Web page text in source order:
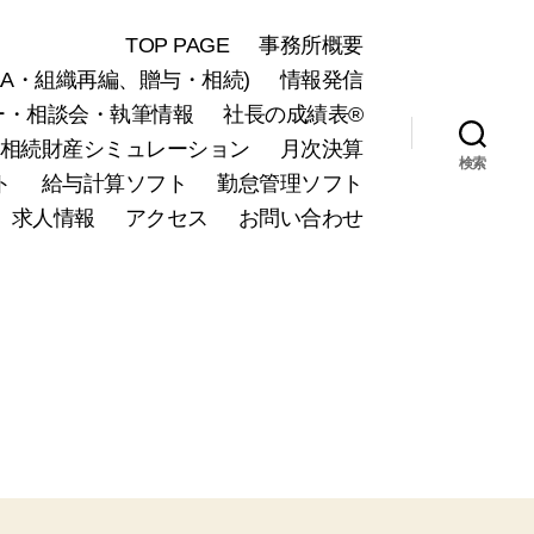
TOP PAGE
事務所概要
・組織再編、贈与・相続)
情報発信
相談会・執筆情報
社長の成績表®
相続財産シミュレーション
月次決算
給与計算ソフト
勤怠管理ソフト
求人情報 アクセス お問い合わせ
検索